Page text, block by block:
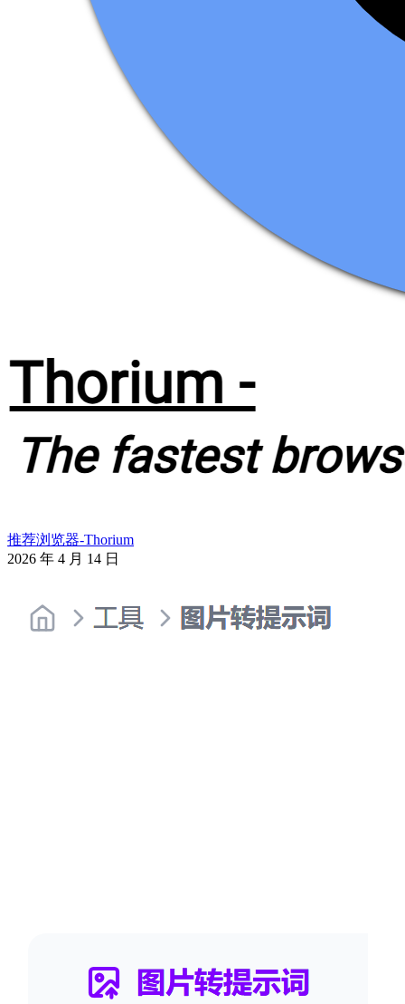
推荐浏览器-Thorium
2026 年 4 月 14 日